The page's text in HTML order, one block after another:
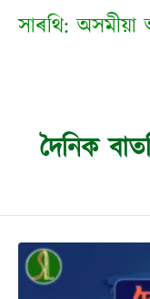
সাৰথি: অসমীয়া
দৈনিক